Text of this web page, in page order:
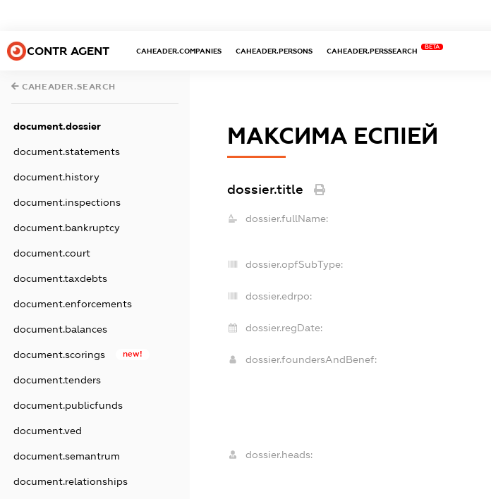
CONTR AGENT CAHEADER.COMPANIES CAHEADER.PERSONS CAHEADER.PERSSEARCH
BETA
CAHEADER.SEARCH
document.dossier
document.statements
document.history
document.inspections
document.bankruptcy
document.court
document.taxdebts
document.enforcements
document.balances
document.scorings new!
document.tenders
document.publicfunds
document.ved
document.semantrum
document.relationships
МАКСИМА ЕСПІЕЙ
dossier.title
dossier.fullName:
dossier.opfSubType:
dossier.edrpo:
dossier.regDate:
dossier.foundersAndBenef:
dossier.heads: